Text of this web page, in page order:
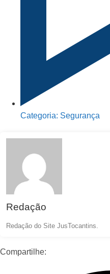
Categoria: Segurança
Redação
Redação do Site JusTocantins.
Compartilhe: